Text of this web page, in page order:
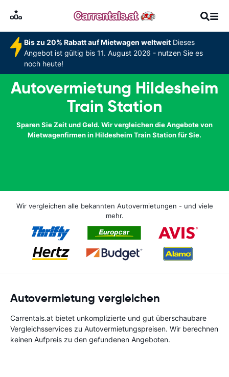
Bis zu 20% Rabatt auf Mietwagen weltweitDieses
Angebot ist gültig bis 11. August 2026 - nutzen Sie es
noch heute!
Autovermietung Hildesheim
Train Station
Sparen Sie Zeit und Geld. Wir vergleichen die Angebote von
Mietwagenfirmen in Hildesheim Train Station für Sie.
Wir vergleichen alle bekannten Autovermietungen - und viele
mehr.
Autovermietung vergleichen
Carrentals.at bietet unkomplizierte und gut überschaubare
Vergleichsservices zu Autovermietungspreisen. Wir berechnen
keinen Aufpreis zu den gefundenen Angeboten.